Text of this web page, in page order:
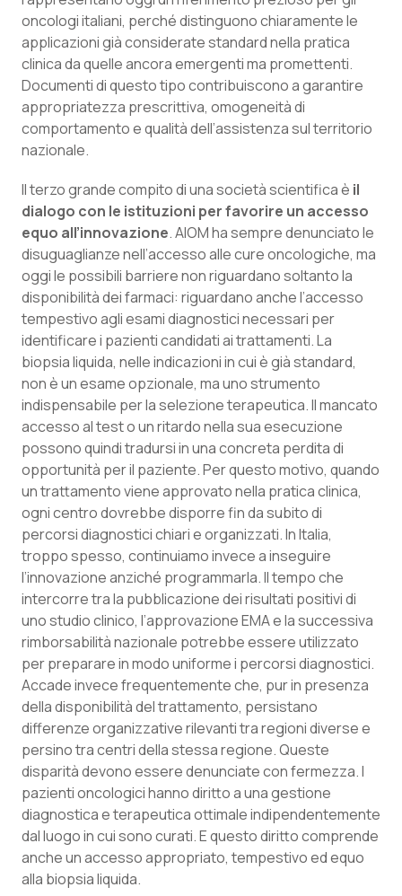
oncologi italiani, perché distinguono chiaramente le
applicazioni già considerate standard nella pratica
clinica da quelle ancora emergenti ma promettenti.
Documenti di questo tipo contribuiscono a garantire
appropriatezza prescrittiva, omogeneità di
comportamento e qualità dell’assistenza sul territorio
nazionale.
Il terzo grande compito di una società scientifica è il
dialogo con le istituzioni per favorire un accesso
equo all’innovazione. AIOM ha sempre denunciato le
disuguaglianze nell’accesso alle cure oncologiche, ma
oggi le possibili barriere non riguardano soltanto la
disponibilità dei farmaci: riguardano anche l’accesso
tempestivo agli esami diagnostici necessari per
identificare i pazienti candidati ai trattamenti. La
biopsia liquida, nelle indicazioni in cui è già standard,
non è un esame opzionale, ma uno strumento
indispensabile per la selezione terapeutica. Il mancato
accesso al test o un ritardo nella sua esecuzione
possono quindi tradursi in una concreta perdita di
opportunità per il paziente. Per questo motivo, quando
un trattamento viene approvato nella pratica clinica,
ogni centro dovrebbe disporre fin da subito di
percorsi diagnostici chiari e organizzati. In Italia,
troppo spesso, continuiamo invece a inseguire
l’innovazione anziché programmarla. Il tempo che
intercorre tra la pubblicazione dei risultati positivi di
uno studio clinico, l’approvazione EMA e la successiva
rimborsabilità nazionale potrebbe essere utilizzato
per preparare in modo uniforme i percorsi diagnostici.
Accade invece frequentemente che, pur in presenza
della disponibilità del trattamento, persistano
differenze organizzative rilevanti tra regioni diverse e
persino tra centri della stessa regione. Queste
disparità devono essere denunciate con fermezza. I
pazienti oncologici hanno diritto a una gestione
diagnostica e terapeutica ottimale indipendentemente
dal luogo in cui sono curati. E questo diritto comprende
anche un accesso appropriato, tempestivo ed equo
alla biopsia liquida.